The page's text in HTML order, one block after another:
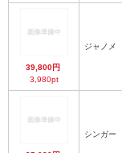
39,800円
3,980pt
ジャノメ
シンガー